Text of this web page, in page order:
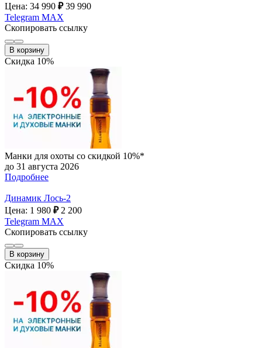
Цена: 34 990 ₽ 39 990
Telegram MAX
Скопировать ссылку
В корзину
Скидка 10%
Манки для охоты со скидкой 10%*
до 31 августа 2026
Подробнее
Динамик Лось-2
Цена: 1 980 ₽ 2 200
Telegram MAX
Скопировать ссылку
В корзину
Скидка 10%